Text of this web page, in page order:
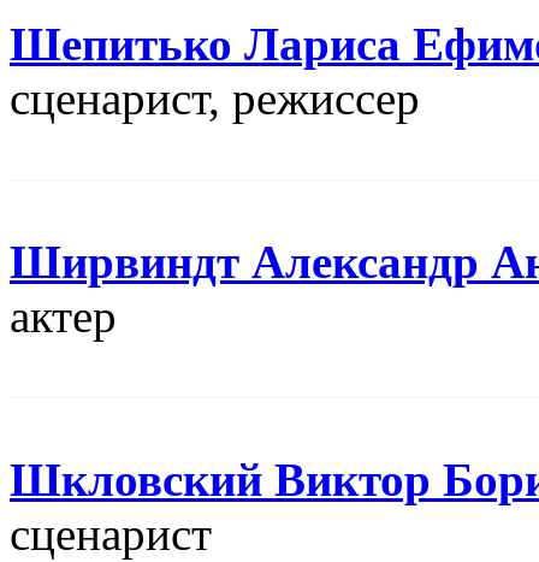
Шепитько Лариса
сценарист, режисcер
Ширвиндт Александр
актер
Шкловский Виктор
сценарист